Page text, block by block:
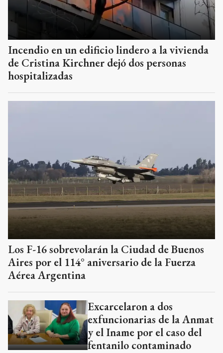
Incendio en un edificio lindero a la vivienda
de Cristina Kirchner dejó dos personas
hospitalizadas
Los F-16 sobrevolarán la Ciudad de Buenos
Aires por el 114° aniversario de la Fuerza
Aérea Argentina
Excarcelaron a dos
exfuncionarias de la Anmat
y el Iname por el caso del
fentanilo contaminado